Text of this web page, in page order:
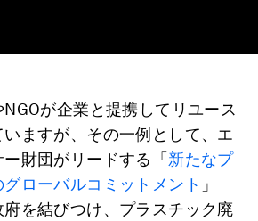
が企業と提携してリユース
ますが、その一例として、エ
財団がリードする「 新たなプ
ローバルコミットメント 」
を結びつけ、プラスチック廃